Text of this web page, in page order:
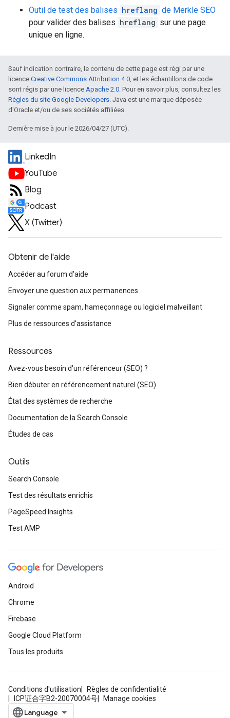
Outil de test des balises hreflang de Merkle SEO
pour valider des balises hreflang sur une page
unique en ligne.
Sauf indication contraire, le contenu de cette page est régi par une
licence Creative Commons Attribution 4.0, et les échantillons de code
sont régis par une licence Apache 2.0. Pour en savoir plus, consultez les
Règles du site Google Developers. Java est une marque déposée
d'Oracle et/ou de ses sociétés affiliées.
Dernière mise à jour le 2026/04/27 (UTC).
LinkedIn
YouTube
Blog
Podcast
X (Twitter)
Obtenir de l'aide
Accéder au forum d'aide
Envoyer une question aux permanences
Signaler comme spam, hameçonnage ou logiciel malveillant
Plus de ressources d'assistance
Ressources
Avez-vous besoin d'un référenceur (SEO) ?
Bien débuter en référencement naturel (SEO)
État des systèmes de recherche
Documentation de la Search Console
Études de cas
Outils
Search Console
Test des résultats enrichis
PageSpeed Insights
Test AMP
Android
Chrome
Firebase
Google Cloud Platform
Tous les produits
Conditions d'utilisation
Règles de confidentialité
ICP证合字B2-20070004号
Manage cookies